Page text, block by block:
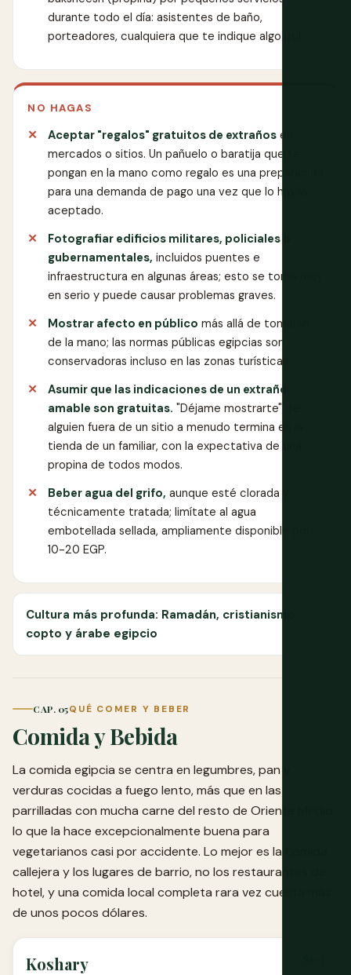
durante todo el día: asistentes de baño,
porteadores, cualquiera que te indique algo útil.
NO HAGAS
Aceptar "regalos" gratuitos de extraños en
mercados o sitios. Un pañuelo o baratija que te
pongan en la mano como regalo es una preparación
para una demanda de pago una vez que lo hayas
aceptado.
Fotografiar edificios militares, policiales o
gubernamentales, incluidos puentes e
infraestructura en algunas áreas; esto se toma muy
en serio y puede causar problemas graves.
Mostrar afecto en público más allá de tomarse
de la mano; las normas públicas egipcias son
conservadoras incluso en las zonas turísticas.
Asumir que las indicaciones de un extraño
amable son gratuitas. "Déjame mostrarte" de
alguien fuera de un sitio a menudo termina en la
tienda de un familiar, con la expectativa de una
propina de todos modos.
Beber agua del grifo, aunque esté clorada y
técnicamente tratada; limítate al agua
embotellada sellada, ampliamente disponible por
10-20 EGP.
Cultura más profunda: Ramadán, cristianismo
copto y árabe egipcio
CAP. 05QUÉ COMER Y BEBER
Comida y Bebida
La comida egipcia se centra en legumbres, pan y
verduras cocidas a fuego lento, más que en las
parrilladas con mucha carne del resto de Oriente Medio,
lo que la hace excepcionalmente buena para
vegetarianos casi por accidente. Lo mejor es la comida
callejera y los lugares de barrio, no los restaurantes de
hotel, y una comida local completa rara vez cuesta más
de unos pocos dólares.
Koshary